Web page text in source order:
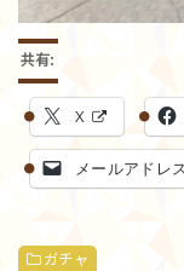
共有:
X
メールアドレス
ガチャ